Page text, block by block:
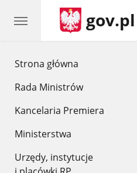
Strona główna
Rada Ministrów
Kancelaria Premiera
Ministerstwa
Urzędy, instytucje
gov.pl